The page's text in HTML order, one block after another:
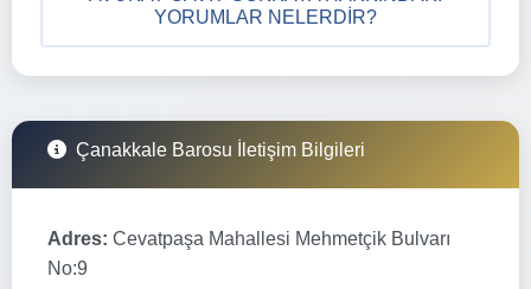
YORUMLAR NELERDIR?
Çanakkale Barosu İletişim Bilgileri
Adres: Cevatpaşa Mahallesi Mehmetçik Bulvarı
No:9